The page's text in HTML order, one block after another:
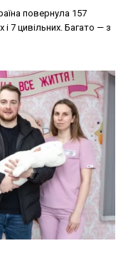
повернула 157
7 цивільних. Багато — з